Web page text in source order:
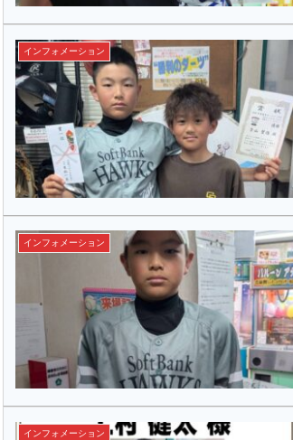
インフォメーション
インフォメーション
インフォメーション